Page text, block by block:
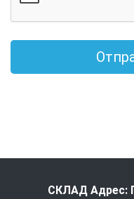
СКЛАД Адрес: